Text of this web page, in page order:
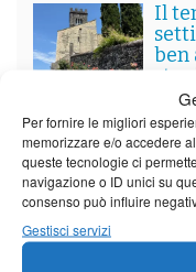
Per fornire le migliori
memorizzare e/o accedere
queste tecnologie ci
navigazione o ID unici su
consenso può influire
Gestisci servizi
Il
ben
Borgo a Mozzano